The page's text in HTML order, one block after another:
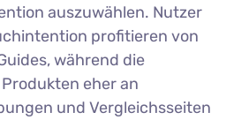
auszuwählen. Nutzer
profitieren von
während die
eher an
und Vergleichsseiten